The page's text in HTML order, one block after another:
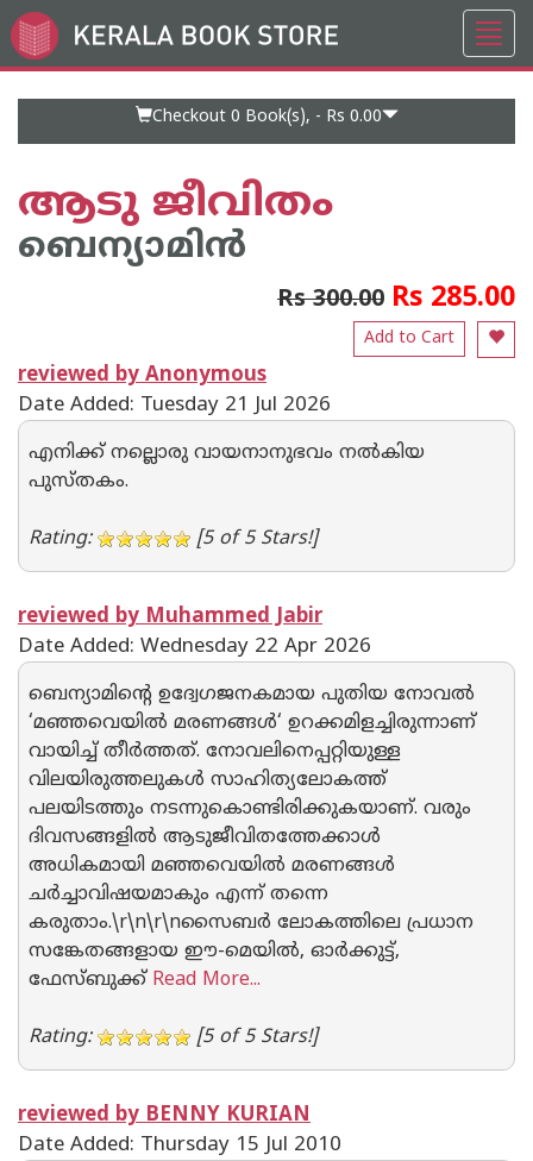
Go
to
Checkout 0 Book(s), - Rs 0.00
ആടു ജീവിതം
ബെന്യാമിന്‍
Rs 300.00 Rs 285.00
Add to Cart
reviewed by Anonymous
Date Added: Tuesday 21 Jul 2026
എനിക്ക് നല്ലൊരു വായനാനുഭവം നൽകിയ
പുസ്തകം.
Rating: [5 of 5 Stars!]
reviewed by Muhammed Jabir
Date Added: Wednesday 22 Apr 2026
ബെന്യാമിന്റെ ഉദ്വേഗജനകമായ പുതിയ നോവൽ
‘മഞ്ഞവെയിൽ മരണങ്ങൾ‘ ഉറക്കമിളച്ചിരുന്നാണ്
വായിച്ച് തീർത്തത്. നോവലിനെപ്പറ്റിയുള്ള
വിലയിരുത്തലുകൾ സാഹിത്യലോകത്ത്
പലയിടത്തും നടന്നുകൊണ്ടിരിക്കുകയാണ്. വരും
ദിവസങ്ങളിൽ ആടുജീവിതത്തേക്കാൾ
അധികമായി മഞ്ഞവെയിൽ മരണങ്ങൾ
ചർച്ചാവിഷയമാകും എന്ന് തന്നെ
കരുതാം.\r\n\r\nസൈബർ ലോകത്തിലെ പ്രധാന
സങ്കേതങ്ങളായ ഈ-മെയിൽ, ഓർക്കുട്ട്,
ഫേസ്ബുക്ക് Read More...
Rating: [5 of 5 Stars!]
reviewed by BENNY KURIAN
Date Added: Thursday 15 Jul 2010